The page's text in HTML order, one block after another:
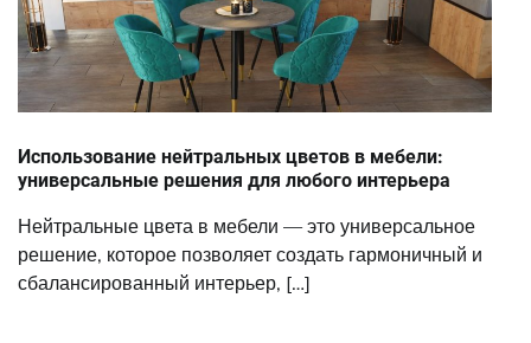
Использование нейтральных цветов в мебели:
универсальные решения для любого интерьера
Нейтральные цвета в мебели — это универсальное
решение, которое позволяет создать гармоничный и
сбалансированный интерьер, […]